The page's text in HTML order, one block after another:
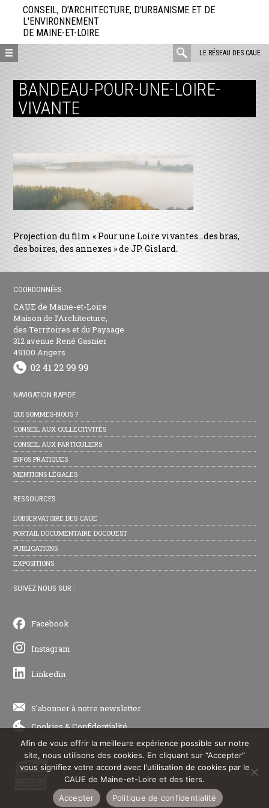
directement
contenu
CONSEIL, D'ARCHITECTURE, D'URBANISME ET DE
L'ENVIRONNEMENT
DE MAINE-ET-LOIRE
LE RÉSEAU DES CAUE
rechercher
BANDEAU-POUR-UNE-LOIRE-
VIVANTE
Projection du film « Pour une Loire vivantes…des bras,
des boires, des annexes » de JP. Gislard.
COORDONNÉES
CAUE de Maine-et-Loire
Maison de l’Architecture,
des Territoires et du Paysage
312 avenue René Gasnier
49100 Angers
NAVIGATION RAPIDE
QUI SOMMES-NOUS ?
CONSEIL AUX COLLECTIVITÉS
CONSEIL AUX PARTICULIERS
INFOS PRATIQUES
MENTIONS LÉGALES
RESSOURCES
L’OBSERVATOIRE DES CAUE
PORTAIL DOCUMENTAIRE DOCOUEST
PUBLICATIONS
EXPOSITIONS
SUIVEZ NOUS SUR :
Facebook
Instagram
Linkedin
S'abonner à notre newsletter
Cookies&Confidentialité
Afin de vous offrir la meilleure expérience possible sur notre
site, nous utilisons des cookies. En cliquant sur “Accepter”
vous signifiez votre accord avec l'utilisation de cookies par le
CAUE de Maine-et-Loire et des tiers.
Accepter
Politique de confidentialité